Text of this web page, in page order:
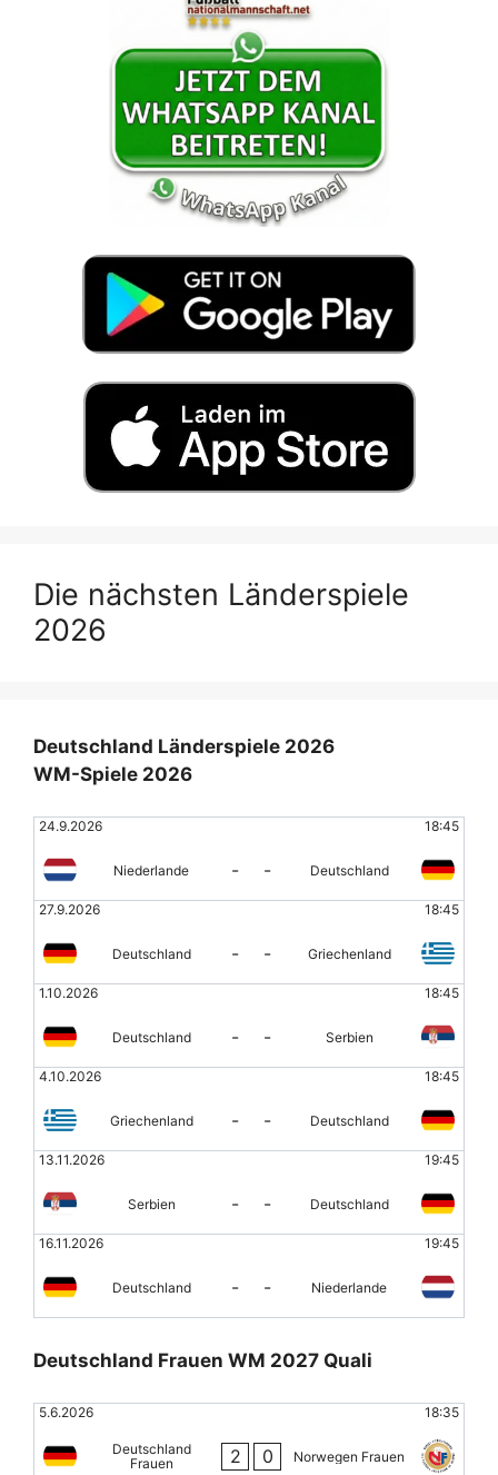
Die nächsten Länderspiele
2026
Deutschland Länderspiele 2026
WM-Spiele 2026
24.9.2026 18:45
Niederlande - - Deutschland
27.9.2026 18:45
Deutschland - - Griechenland
1.10.2026 18:45
Deutschland - - Serbien
4.10.2026 18:45
Griechenland - - Deutschland
13.11.2026 19:45
Serbien - - Deutschland
16.11.2026 19:45
Deutschland - - Niederlande
Deutschland Frauen WM 2027 Quali
5.6.2026 18:35
Deutschland
Frauen
2 0 Norwegen Frauen